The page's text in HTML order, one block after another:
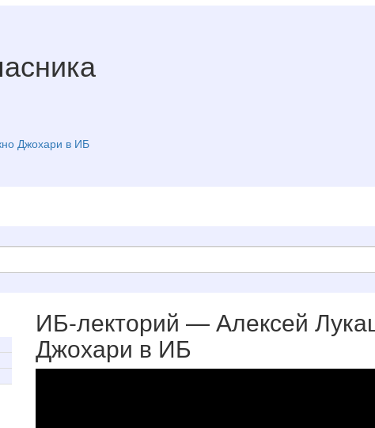
Джохари в ИБ
ИБ-лекторий — Алексей
Джохари в ИБ